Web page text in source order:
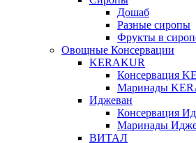
Дошаб
Разные сиропы
Фрукты в
Овощные Консервации
KERAKUR
Консервация
Маринады
Иджеван
Консервация
Маринады
ВИТАЛ